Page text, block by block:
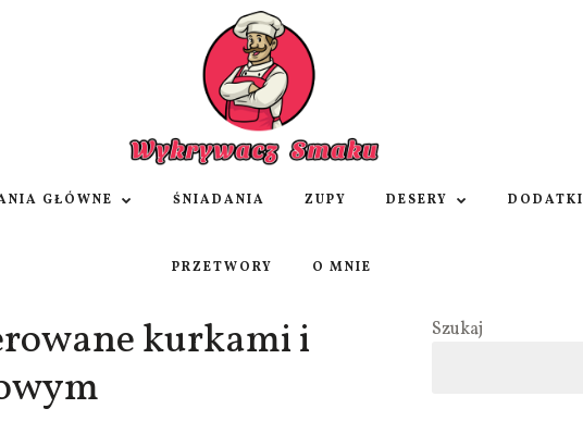
GŁÓWNE ŚNIADANIA ZUPY DESERY DODATKI
PRZETWORY O MNIE
kurkami i
Szukaj